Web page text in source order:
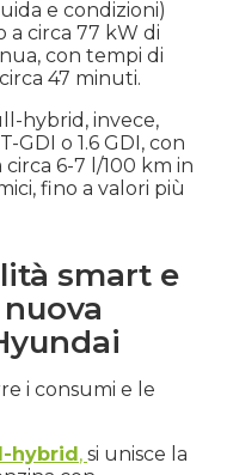
e condizioni)
a circa 77 kW di
con tempi di
47 minuti.
hybrid, invece,
GDI o 1.6 GDI, con
6-7 l/100 km in
fino a valori più
smart e
i consumi e le
hybrid , si unisce la